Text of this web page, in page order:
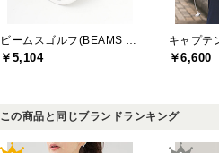
￥5,104 ￥6,600
この商品と同じブランドランキング